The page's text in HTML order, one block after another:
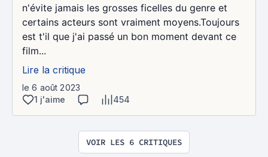
n'évite jamais les grosses ficelles du genre et
certains acteurs sont vraiment moyens.Toujours
est t'il que j'ai passé un bon moment devant ce
film...
Lire la critique
le 6 août 2023
1 j'aime
454
VOIR LES 6 CRITIQUES